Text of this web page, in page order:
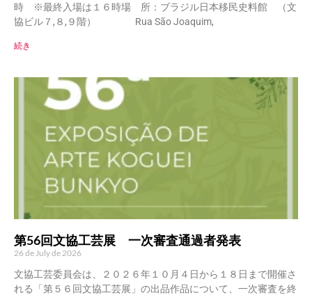
時 ※最終入場は１６時場 所：ブラジル日本移民史料館 （文
協ビル７,８,９階） Rua São Joaquim,
続き
第56回文協工芸展 一次審査通過者発表
26 de July de 2026
文協工芸委員会は、２０２６年１０月４日から１８日まで開催さ
れる「第５６回文協工芸展」の出品作品について、一次審査を終